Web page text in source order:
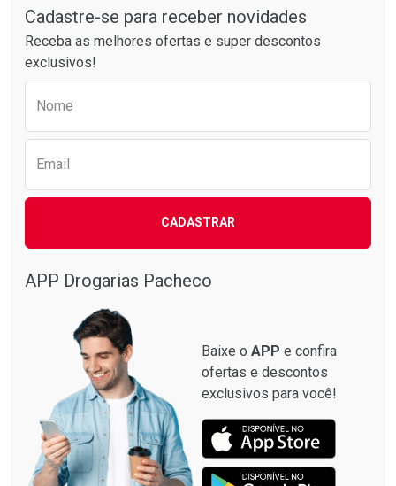
Por R$ 34,39/cada
Por R$ 52,64/cada
Cadastre-se para receber novidades
Receba as melhores ofertas e super descontos
exclusivos!
Nome
Email
CADASTRAR
APP Drogarias Pacheco
Baixe o APP e confira
ofertas e descontos
exclusivos para você!